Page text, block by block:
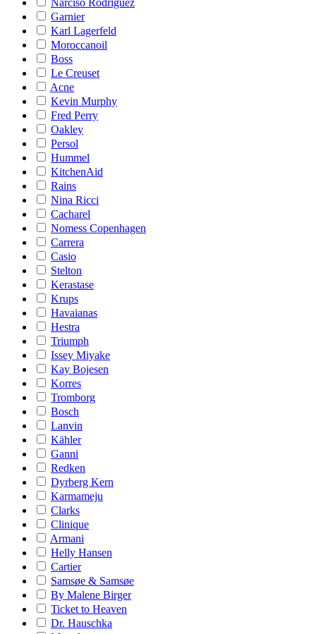
Narciso Rodriguez
Garnier
Karl Lagerfeld
Moroccanoil
Boss
Le Creuset
Acne
Kevin Murphy
Fred Perry
Oakley
Persol
Hummel
KitchenAid
Rains
Nina Ricci
Cacharel
Nomess Copenhagen
Carrera
Casio
Stelton
Kerastase
Krups
Havaianas
Hestra
Triumph
Issey Miyake
Kay Bojesen
Korres
Tromborg
Bosch
Lanvin
Kähler
Ganni
Redken
Dyrberg Kern
Karmameju
Clarks
Clinique
Armani
Helly Hansen
Cartier
Samsøe & Samsøe
By Malene Birger
Ticket to Heaven
Dr. Hauschka